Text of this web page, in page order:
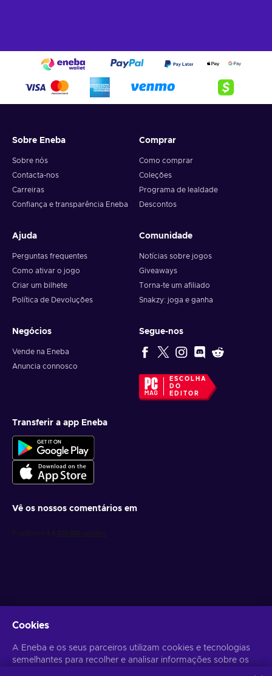
Sobre Eneba
Sobre nós
Contacta-nos
Carreiras
Confiança e transparência Eneba
Comprar
Como comprar
Coleções
Programa de lealdade
Descontos
Ajuda
Perguntas frequentes
Como ativar o jogo
Criar um bilhete
Política de Devoluções
Comunidade
Notícias sobre jogos
Giveaways
Torna-te um afiliado
Snakzy: joga e ganha
Negócios
Vende na Eneba
Anuncia connosco
Segue-nos
ESCOLHA
DO
EDITOR
Transferir a app Eneba
Vê os nossos comentários em
Poderás anular a subscrição a qualquer altura. Visita oAviso de
Cookies
A Eneba e os seus parceiros utilizam cookies e tecnologias
semelhantes para recolher e analisar informações sobre os